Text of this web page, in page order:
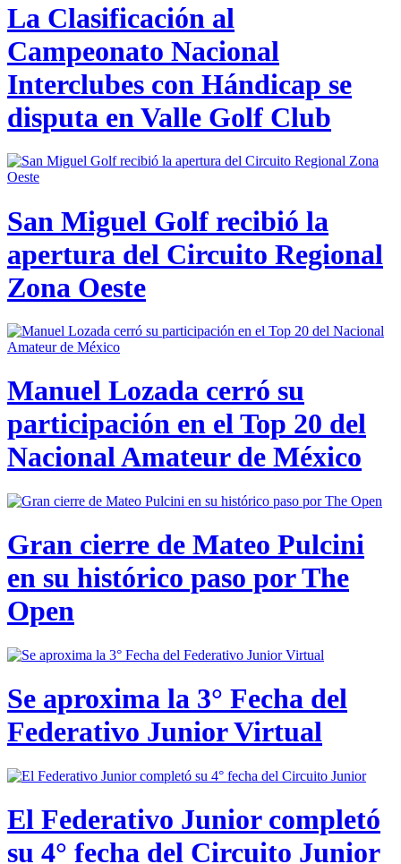
La Clasificación al
Campeonato Nacional
Interclubes con Hándicap se
disputa en Valle Golf Club
San Miguel Golf recibió la
apertura del Circuito Regional
Zona Oeste
Manuel Lozada cerró su
participación en el Top 20 del
Nacional Amateur de México
Gran cierre de Mateo Pulcini
en su histórico paso por The
Open
Se aproxima la 3° Fecha del
Federativo Junior Virtual
El Federativo Junior completó
su 4° fecha del Circuito Junior